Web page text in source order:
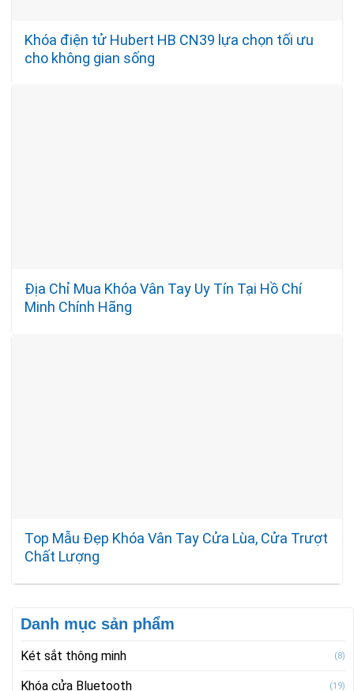
Danh mục sản phẩm
Két sắt thông minh (8)
Khóa cửa Bluetooth (19)
Khóa điện tử Hubert HB CN39 lựa chọn tối ưu
cho không gian sống
Địa Chỉ Mua Khóa Vân Tay Uy Tín Tại Hồ Chí
Minh Chính Hãng
Top Mẫu Đẹp Khóa Vân Tay Cửa Lùa, Cửa Trượt
Chất Lượng